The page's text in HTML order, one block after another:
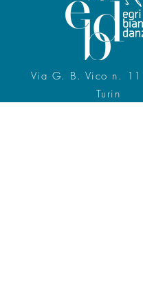
Via G. B. Vico n.
Turin